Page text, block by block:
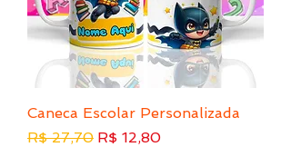
Caneca Escolar Personalizada
Preço normal
R$ 27,70 Preço promocional
R$ 12,80